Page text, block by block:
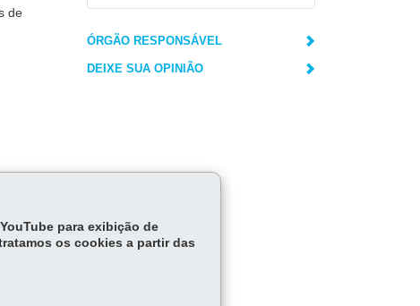
de
ÓRGÃO RESPONSÁVEL
DEIXE SUA OPINIÃO
para exibição de
os cookies a partir das